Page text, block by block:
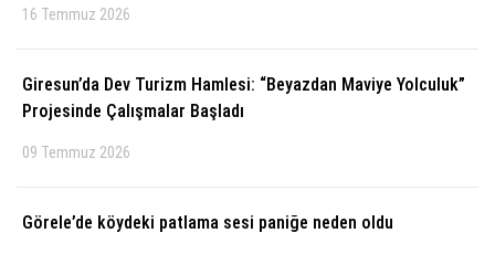
16 Temmuz 2026
Giresun’da Dev Turizm Hamlesi: “Beyazdan Maviye Yolculuk”
Projesinde Çalışmalar Başladı
09 Temmuz 2026
Görele’de köydeki patlama sesi paniğe neden oldu